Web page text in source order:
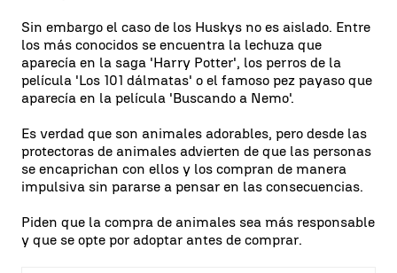
Sin embargo el caso de los Huskys no es aislado. Entre
los más conocidos se encuentra la lechuza que
aparecía en la saga 'Harry Potter', los perros de la
película 'Los 101 dálmatas' o el famoso pez payaso que
aparecía en la película 'Buscando a Nemo'.
Es verdad que son animales adorables, pero desde las
protectoras de animales advierten de que las personas
se encaprichan con ellos y los compran de manera
impulsiva sin pararse a pensar en las consecuencias.
Piden que la compra de animales sea más responsable
y que se opte por adoptar antes de comprar.